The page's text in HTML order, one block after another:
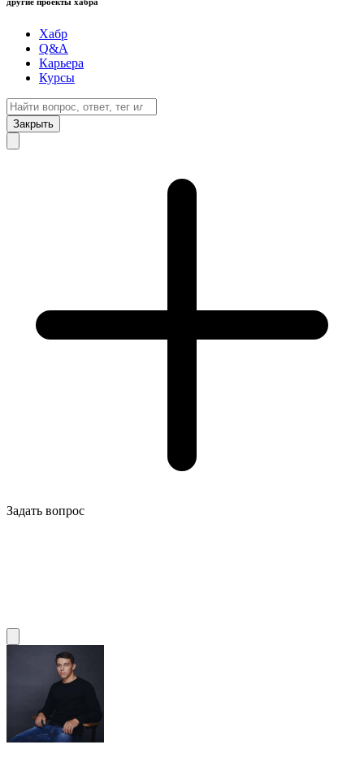
Хабр
Q&A
Карьера
Курсы
Закрыть
Задать вопрос